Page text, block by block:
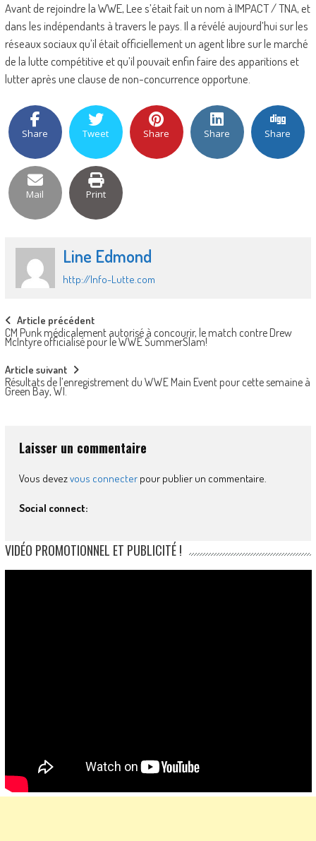
Avant de rejoindre la WWE, Lee s’était fait un nom à IMPACT / TNA, et
dans les indépendants à travers le pays. Il a révélé aujourd’hui sur les
réseaux sociaux qu’il était officiellement un agent libre sur le marché
de la lutte compétitive et qu’il pouvait enfin faire des apparitions et
lutter après une clause de non-concurrence opportune.
Share Tweet Share Share Share
Mail Print
Line Edmond
http://Info-Lutte.com
Post
navigation
Article précédent
CM Punk médicalement autorisé à concourir, le match contre Drew
McIntyre officialisé pour le WWE SummerSlam!
Article suivant
Résultats de l’enregistrement du WWE Main Event pour cette semaine à
Green Bay, WI.
Laisser un commentaire
Vous devezvous connecterpour publier un commentaire.
Social connect:
VIDÉO PROMOTIONNEL ET PUBLICITÉ !